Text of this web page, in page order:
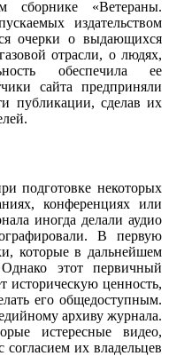
сборнике «Ветераны.
издательством
очерки о выдающихся
отрасли, о людях,
обеспечила ее
сайта предприняли
публикации, сделав их
подготовке некоторых
конференциях или
иногда делали аудио
В первую
которые в дальнейшем
этот первичный
историческую ценность,
его общедоступным.
архиву журнала.
истересные видео,
их владельцев